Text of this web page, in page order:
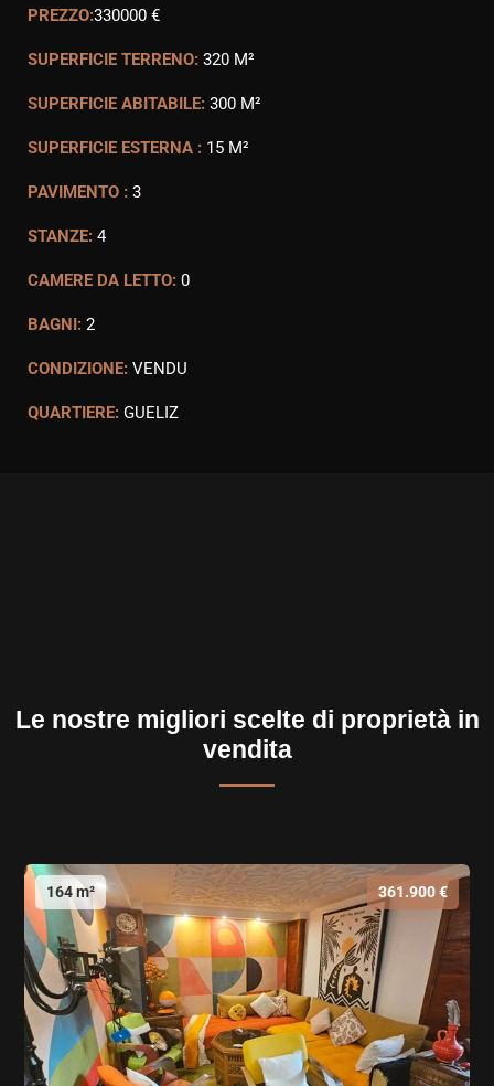
PREZZO:330000 €
SUPERFICIE TERRENO: 320 M²
SUPERFICIE ABITABILE: 300 M²
SUPERFICIE ESTERNA : 15 M²
PAVIMENTO : 3
STANZE: 4
CAMERE DA LETTO: 0
BAGNI: 2
CONDIZIONE: VENDU
QUARTIERE: GUELIZ
Le nostre migliori scelte di proprietà in
vendita
164 m² 361.900 €